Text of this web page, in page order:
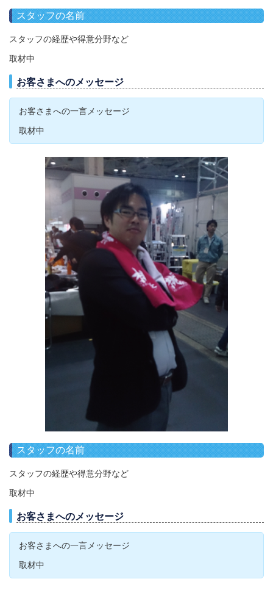
スタッフの名前
スタッフの経歴や得意分野など
取材中
お客さまへのメッセージ
お客さまへの一言メッセージ
取材中
スタッフの名前
スタッフの経歴や得意分野など
取材中
お客さまへのメッセージ
お客さまへの一言メッセージ
取材中